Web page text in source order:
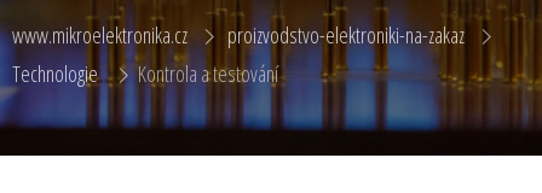
www.mikroelektronika.cz
proizvodstvo-elektroniki-na-zakaz
Technologie
Kontrola a testování